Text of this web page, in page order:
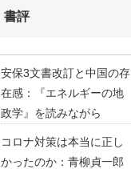
書評
安保3文書改訂と中国の存
在感：『エネルギーの地
政学』を読みながら
コロナ対策は本当に正し
かったのか：青柳貞一郎